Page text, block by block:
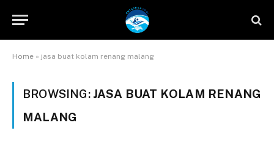
Home » jasa buat kolam renang malang
BROWSING: JASA BUAT KOLAM RENANG
MALANG